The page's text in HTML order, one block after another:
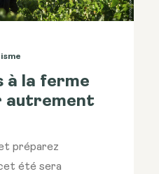
à la ferme
autrement
préparez
été sera